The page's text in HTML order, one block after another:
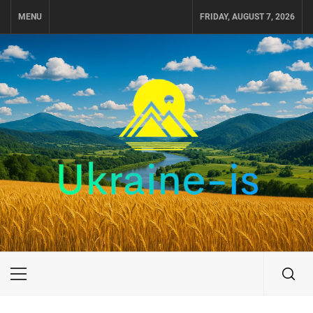
MENU FRIDAY, AUGUST 7, 2026
UKRAINE-IS
ПУТЕШЕСТВИЕ ПО УКРАИНЕ
Primary